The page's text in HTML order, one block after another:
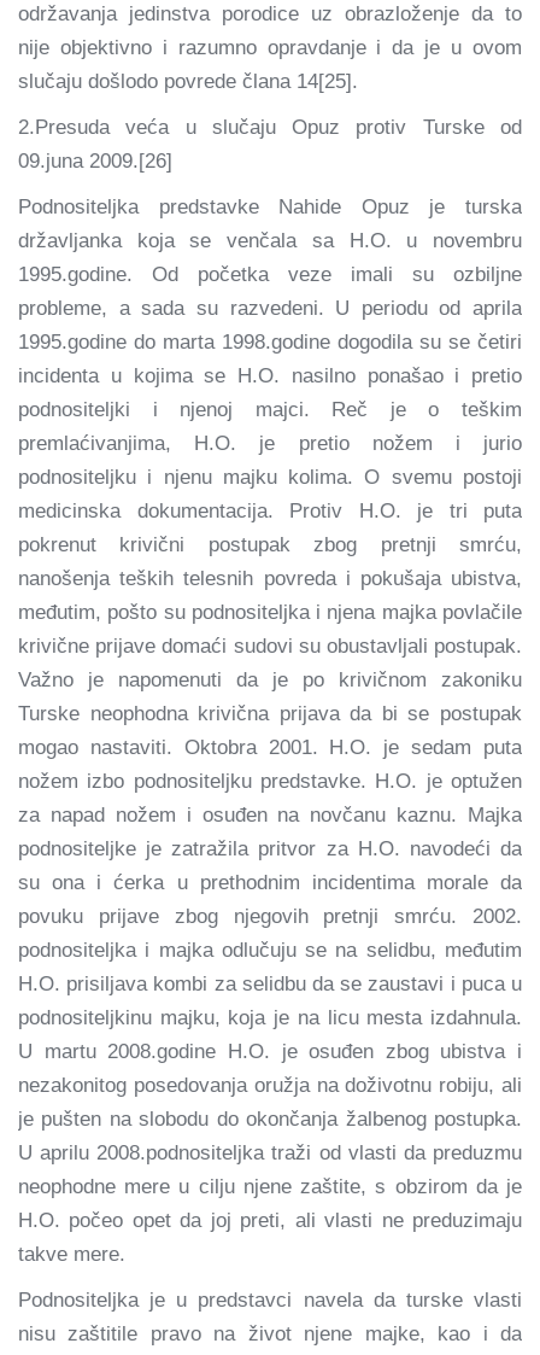
održavanja jedinstva porodice uz obrazloženje da to
nije objektivno i razumno opravdanje i da je u ovom
slučaju došlodo povrede člana 14[25].
2.Presuda veća u slučaju Opuz protiv Turske od
09.juna 2009.[26]
Podnositeljka predstavke Nahide Opuz je turska
državljanka koja se venčala sa H.O. u novembru
1995.godine. Od početka veze imali su ozbiljne
probleme, a sada su razvedeni. U periodu od aprila
1995.godine do marta 1998.godine dogodila su se četiri
incidenta u kojima se H.O. nasilno ponašao i pretio
podnositeljki i njenoj majci. Reč je o teškim
premlaćivanjima, H.O. je pretio nožem i jurio
podnositeljku i njenu majku kolima. O svemu postoji
medicinska dokumentacija. Protiv H.O. je tri puta
pokrenut krivični postupak zbog pretnji smrću,
nanošenja teških telesnih povreda i pokušaja ubistva,
međutim, pošto su podnositeljka i njena majka povlačile
krivične prijave domaći sudovi su obustavljali postupak.
Važno je napomenuti da je po krivičnom zakoniku
Turske neophodna krivična prijava da bi se postupak
mogao nastaviti. Oktobra 2001. H.O. je sedam puta
nožem izbo podnositeljku predstavke. H.O. je optužen
za napad nožem i osuđen na novčanu kaznu. Majka
podnositeljke je zatražila pritvor za H.O. navodeći da
su ona i ćerka u prethodnim incidentima morale da
povuku prijave zbog njegovih pretnji smrću. 2002.
podnositeljka i majka odlučuju se na selidbu, međutim
H.O. prisiljava kombi za selidbu da se zaustavi i puca u
podnositeljkinu majku, koja je na licu mesta izdahnula.
U martu 2008.godine H.O. je osuđen zbog ubistva i
nezakonitog posedovanja oružja na doživotnu robiju, ali
je pušten na slobodu do okončanja žalbenog postupka.
U aprilu 2008.podnositeljka traži od vlasti da preduzmu
neophodne mere u cilju njene zaštite, s obzirom da je
H.O. počeo opet da joj preti, ali vlasti ne preduzimaju
takve mere.
Podnositeljka je u predstavci navela da turske vlasti
nisu zaštitile pravo na život njene majke, kao i da